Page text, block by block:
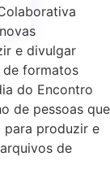
e divulgar
de formatos
do Encontro
de pessoas que
para produzir e
de